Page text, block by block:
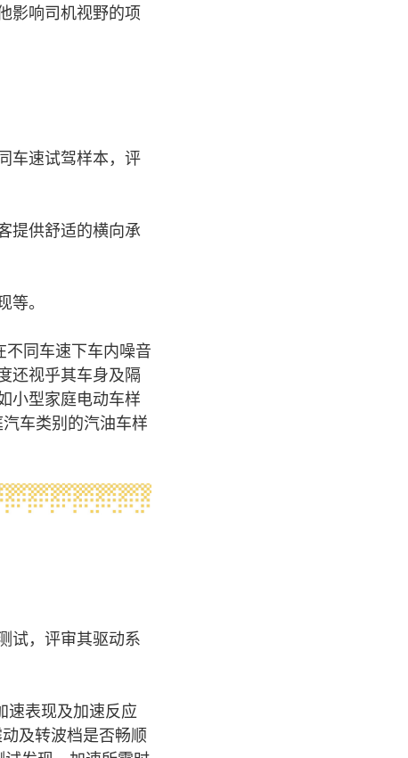
影响司机视野的项
车速试驾样本，评
提供舒适的横向承
等。
同车速下车内噪音
还视乎其车身及隔
小型家庭电动车样
车类别的汽油车样
试，评审其驱动系
速表现及加速反应
及转波档是否畅顺